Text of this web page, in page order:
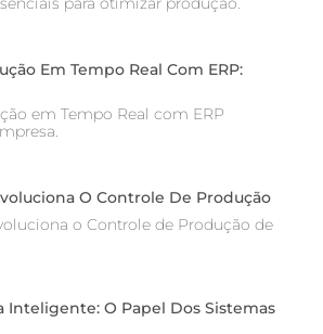
Em Tempo Real Com ERP:
em Tempo Real com ERP
O Controle De Produção
o Controle de Produção de
Inteligente: O Papel Dos Sistemas